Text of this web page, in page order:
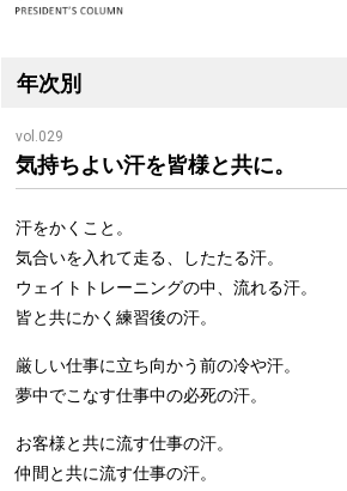
年次別
vol.029
気持ちよい汗を皆様と共に。
汗をかくこと。
気合いを入れて走る、したたる汗。
ウェイトトレーニングの中、流れる汗。
皆と共にかく練習後の汗。
厳しい仕事に立ち向かう前の冷や汗。
夢中でこなす仕事中の必死の汗。
お客様と共に流す仕事の汗。
仲間と共に流す仕事の汗。